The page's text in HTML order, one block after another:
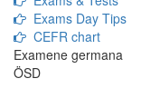
Exams Day Tips
CEFR chart
Examene germana
ÖSD